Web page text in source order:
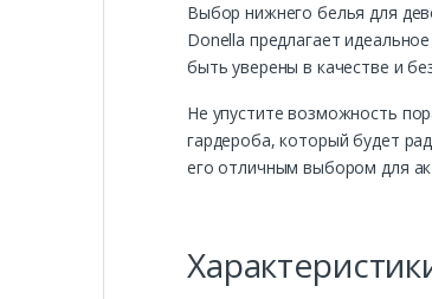
Выбор нижнего белья для
Donella предлагает
быть уверены в качестве и
Не упустите возможность
гардероба, который будет
его отличным выбором для